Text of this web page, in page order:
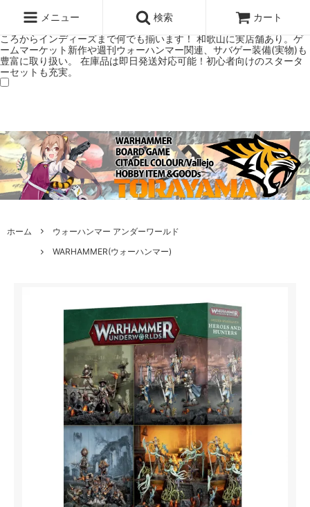
ミアムショップTORAYAMA。通販・オンラインショップです！ ウォー
ハンマーとボードゲームのことなら当店へ！ボードゲームもメジャーど
ころからインディーズまで何でも揃います！ 和歌山に実店舗あり。ゲ
ームマーケット新作や週刊ウォーハンマー関連、サバゲー装備(実物)も
豊富に取り扱い。 在庫品は即日発送対応可能！初心者向けのスタータ
ーセットも充実。
メニュー 検索 カート
ホーム
ウォーハンマー アンダーワールド
WARHAMMER(ウォーハンマー)